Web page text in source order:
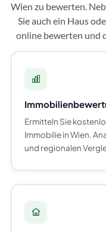
Wien zu bewerten.
Sie auch ein Haus
online bewerten und
Ermitteln Sie
Immobilie in Wien.
und regionalen